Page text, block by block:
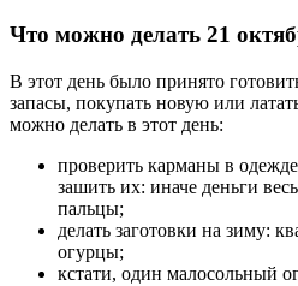
Что можно делать 21
В этот день было принято
запасы, покупать новую или
можно делать в этот день:
проверить карманы в
зашить их: иначе деньги
пальцы;
делать заготовки на зиму:
огурцы;
кстати, один малосольный